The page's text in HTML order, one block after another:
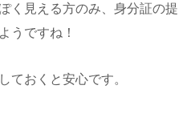
く見える方のみ、身分証の提
うですね！
ておくと安心です。